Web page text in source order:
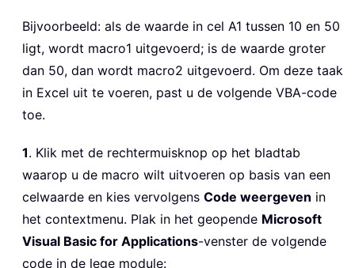
Bijvoorbeeld: als de waarde in cel A1 tussen 10 en 50
ligt, wordt macro1 uitgevoerd; is de waarde groter
dan 50, dan wordt macro2 uitgevoerd. Om deze taak
in Excel uit te voeren, past u de volgende VBA-code
toe.
1. Klik met de rechtermuisknop op het bladtab
waarop u de macro wilt uitvoeren op basis van een
celwaarde en kies vervolgens Code weergeven in
het contextmenu. Plak in het geopende Microsoft
Visual Basic for Applications-venster de volgende
code in de lege module: